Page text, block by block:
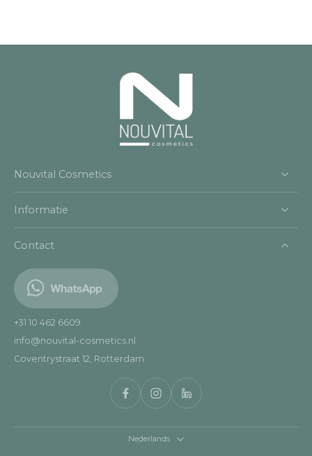
Nouvital Cosmetics
Informatie
Contact
+31 10 462 6609
info@nouvital-cosmetics.nl
Coventrystraat 12, Rotterdam
Nederlands